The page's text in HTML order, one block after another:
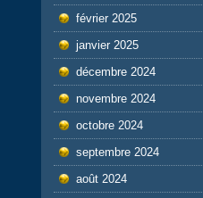
février 2025
janvier 2025
décembre 2024
novembre 2024
octobre 2024
septembre 2024
août 2024